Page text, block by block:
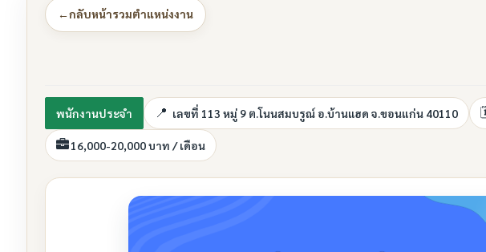
←กลับหน้ารวมตำแหน่งงาน
พนักงานประจำ เลขที่ 113 หมู่ 9 ต.โนนสมบรูณ์ อ.บ้านแฮด จ.ขอนแก่น 40110
16,000-20,000 บาท / เดือน